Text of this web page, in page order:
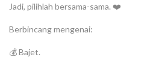
Jadi, pilihlah bersama-sama. ❤️
Berbincang mengenai:
💰 Bajet.